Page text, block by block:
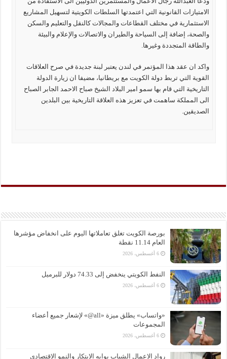
الامتيازات القانونية التي اعتمدتها السلطات الكويتية لتسهيل المشاريع
الاستثمارية في مختلف القطاعات والمجالات كالنقل والتعليم والسكن
والصحة، إضافة إلى السياحة والطيران والاتصالات والإعلام والبيئة
والطاقة المتجددة وغيرها.
واكد ان عقد هذا المؤتمر في لندن يعتبر لبنة جديدة في صرح العلاقات
القوية التي تربط دولة الكويت مع بريطانيا، مضيفا ان زيارة الدولة
التاريخية التي قام بها سمو امير البلاد الشيخ صباح الاحمد الجابر الصباح
الى المملكة ساهمت في تعزيز هذه العلاقة التاريخية بين البلدين
الصديقين.
بورصة الكويت تغلق تعاملاتها اليوم على انخفاض مؤشرها
العام 11.14 نقطة
6 أغسطس، 2026
النفط الكويتي ينخفض إلى 74.33 دولار للبرميل
6 أغسطس، 2026
«واتساب» يطلق ميزة «all@» لإشعار جميع أعضاء
المجموعات
6 أغسطس، 2026
رواد الاعمال الشباب بوابه الابتكار والنمو الاقتصادي